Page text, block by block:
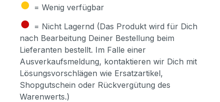
= Wenig verfügbar
● = Nicht Lagernd (Das Produkt wird für Dich
nach Bearbeitung Deiner Bestellung beim
Lieferanten bestellt. Im Falle einer
Ausverkaufsmeldung, kontaktieren wir Dich mit
Lösungsvorschlägen wie Ersatzartikel,
Shopgutschein oder Rückvergütung des
Warenwerts.)